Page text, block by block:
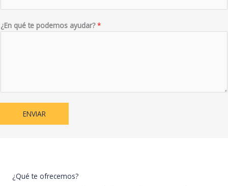
¿En qué te podemos ayudar?*
ENVIAR
¿Qué te ofrecemos?